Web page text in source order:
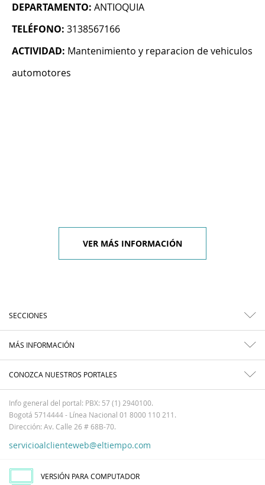
DEPARTAMENTO: ANTIOQUIA
TELÉFONO: 3138567166
ACTIVIDAD: Mantenimiento y reparacion de vehiculos
automotores
VER MÁS INFORMACIÓN
SECCIONES
MÁS INFORMACIÓN
CONOZCA NUESTROS PORTALES
Info general del portal: PBX: 57 (1) 2940100.
Bogotá 5714444 - Línea Nacional 01 8000 110 211.
Dirección: Av. Calle 26 # 68B-70.
servicioalclienteweb@eltiempo.com
VERSIÓN PARA COMPUTADOR